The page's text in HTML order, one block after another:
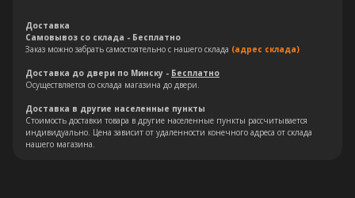
Доставка
Самовывоз со склада - Бесплатно
Заказ можно забрать самостоятельно с нашего склада (адрес склада)
Доставка до двери по Минску - Бесплатно
Осуществляется со склада магазина до двери.
Доставка в другие населенные пункты
Стоимость доставки товара в другие населенные пункты рассчитывается
индивидуально. Цена зависит от удаленности конечного адреса от склада
нашего магазина.
Остались вопросы?
Оставьте свои контакты. Наш